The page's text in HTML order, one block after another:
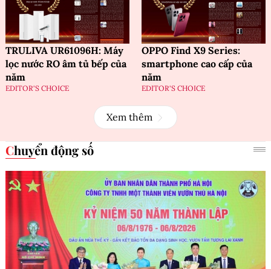
TRULIVA UR61096H: Máy
lọc nước RO âm tủ bếp của
năm
EDITOR'S CHOICE
OPPO Find X9 Series:
smartphone cao cấp của
năm
EDITOR'S CHOICE
Xem thêm
Chuyển động số